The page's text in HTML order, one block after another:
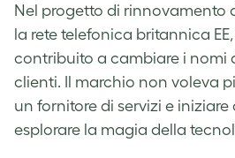
Nel progetto di rinnovamento
la rete telefonica britannica
contribuito a cambiare i nomi
clienti. Il marchio non voleva
un fornitore di servizi e iniziare
esplorare la magia della